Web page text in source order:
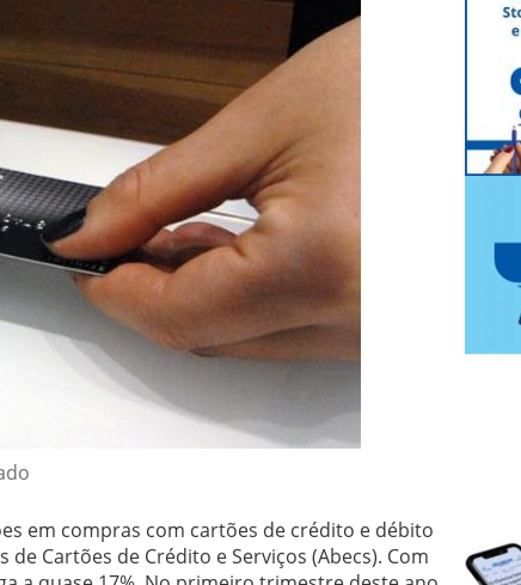
em compras com cartões de crédito e débito
Cartões de Crédito e Serviços (Abecs). Com